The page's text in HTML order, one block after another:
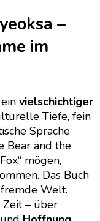
–
im
vielschichtiger
Tiefe, fein
Sprache
Bear and the
mögen,
Das Buch
Welt.
Zeit – über